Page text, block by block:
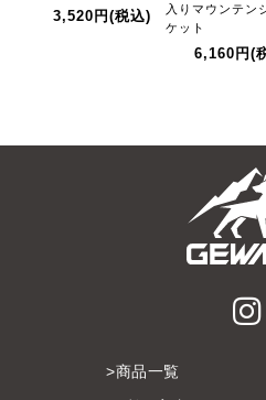
3,520円(税込)
入りマウンテン
ケット
6,160円 (
商品一覧